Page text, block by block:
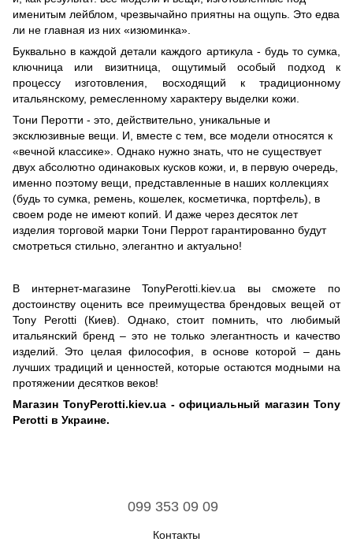
именитым лейблом, чрезвычайно приятны на ощупь. Это едва
ли не главная из них «изюминка».
Буквально в каждой детали каждого артикула - будь то сумка,
ключница или визитница, ощутимый особый подход к
процессу изготовления, восходящий к традиционному
итальянскому, ремесленному характеру выделки кожи.
Тони Перотти - это, действительно, уникальные и
эксклюзивные вещи. И, вместе с тем, все модели относятся к
«вечной классике». Однако нужно знать, что не существует
двух абсолютно одинаковых кусков кожи, и, в первую очередь,
именно поэтому вещи, представленные в наших коллекциях
(будь то сумка, ремень, кошелек, косметичка, портфель), в
своем роде не имеют копий. И даже через десяток лет
изделия торговой марки Тони Перрот гарантированно будут
смотреться стильно, элегантно и актуально!
В интернет-магазине TonyPerotti.kiev.ua вы сможете по
достоинству оценить все преимущества брендовых вещей от
Tony Perotti (Киев). Однако, стоит помнить, что любимый
итальянский бренд – это не только элегантность и качество
изделий. Это целая философия, в основе которой – дань
лучших традиций и ценностей, которые остаются модными на
протяжении десятков веков!
Магазин TonyPerotti.kiev.ua - официальный магазин Tony
Perotti в Украине.
099 353 09 09
Контакты